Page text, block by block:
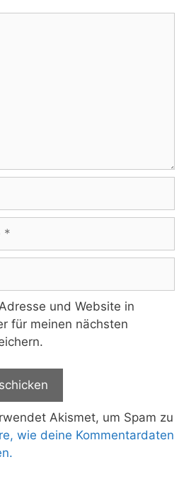
und Website in
für meinen nächsten
Akismet, um Spam zu
wie deine Kommentardaten